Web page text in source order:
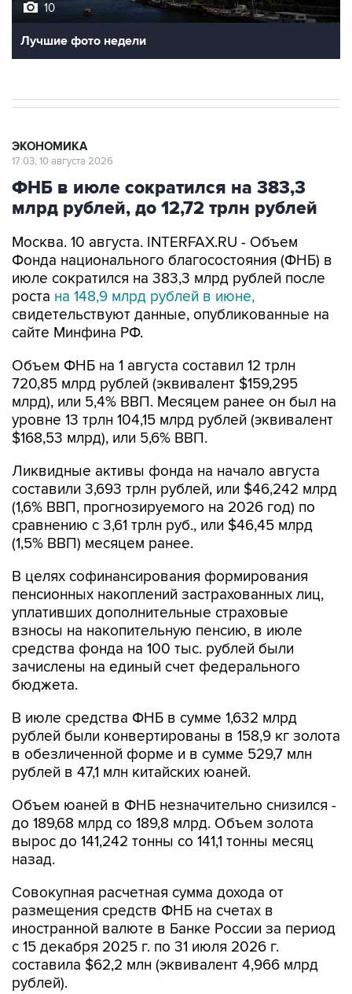
10
Лучшие фото недели
ЭКОНОМИКА
17:03, 10 августа 2026
ФНБ в июле сократился на 383,3
млрд рублей, до 12,72 трлн рублей
Москва. 10 августа. INTERFAX.RU - Объем
Фонда национального благосостояния (ФНБ) в
июле сократился на 383,3 млрд рублей после
роста на 148,9 млрд рублей в июне,
свидетельствуют данные, опубликованные на
сайте Минфина РФ.
Объем ФНБ на 1 августа составил 12 трлн
720,85 млрд рублей (эквивалент $159,295
млрд), или 5,4% ВВП. Месяцем ранее он был на
уровне 13 трлн 104,15 млрд рублей (эквивалент
$168,53 млрд), или 5,6% ВВП.
Ликвидные активы фонда на начало августа
составили 3,693 трлн рублей, или $46,242 млрд
(1,6% ВВП, прогнозируемого на 2026 год) по
сравнению с 3,61 трлн руб., или $46,45 млрд
(1,5% ВВП) месяцем ранее.
В целях софинансирования формирования
пенсионных накоплений застрахованных лиц,
уплативших дополнительные страховые
взносы на накопительную пенсию, в июле
средства фонда на 100 тыс. рублей были
зачислены на единый счет федерального
бюджета.
В июле средства ФНБ в сумме 1,632 млрд
рублей были конвертированы в 158,9 кг золота
в обезличенной форме и в сумме 529,7 млн
рублей в 47,1 млн китайских юаней.
Объем юаней в ФНБ незначительно снизился -
до 189,68 млрд со 189,8 млрд. Объем золота
вырос до 141,242 тонны со 141,1 тонны месяц
назад.
Совокупная расчетная сумма дохода от
размещения средств ФНБ на счетах в
иностранной валюте в Банке России за период
с 15 декабря 2025 г. по 31 июля 2026 г.
составила $62,2 млн (эквивалент 4,966 млрд
рублей).